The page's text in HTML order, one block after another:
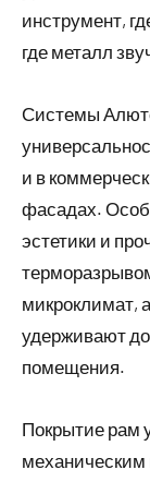
инструмент,
где металл
Системы
и в
фасадах.
эстетики и
микроклимат,
удерживают до
помещения.
Покрытие рам
механическим